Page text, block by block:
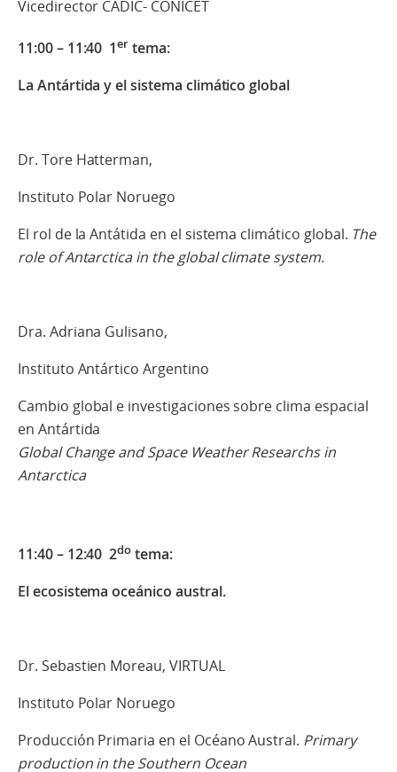
Vicedirector CADIC- CONICET
11:00 – 11:40 1er tema:
La Antártida y el sistema climático global
Dr. Tore Hatterman,
Instituto Polar Noruego
El rol de la Antátida en el sistema climático global. The
role of Antarctica in the global climate system.
Dra. Adriana Gulisano,
Instituto Antártico Argentino
Cambio global e investigaciones sobre clima espacial
en Antártida
Global Change and Space Weather Researchs in
Antarctica
11:40 – 12:40 2do tema:
El ecosistema oceánico austral.
Dr. Sebastien Moreau, VIRTUAL
Instituto Polar Noruego
Producción Primaria en el Océano Austral. Primary
production in the Southern Ocean